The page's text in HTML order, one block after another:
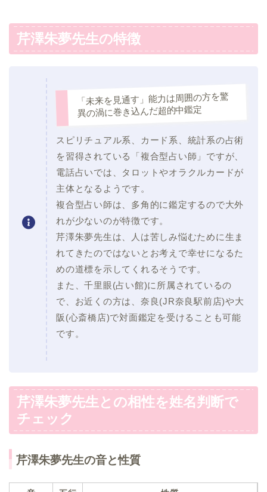
芹澤朱夢先生の特徴
「未来を見通す」能力は周囲の方を驚
異の渦に巻き込んだ超的中鑑定
スピリチュアル系、カード系、統計系の占術
を習得されている「複合型占い師」ですが、
電話占いでは、タロットやオラクルカードが
主体となるようです。
複合型占い師は、多角的に鑑定するので大外
れが少ないのが特徴です。
芹澤朱夢先生は、人は苦しみ悩むために生ま
れてきたのではないとお考えで幸せになるた
めの道標を示してくれるそうです。
また、千里眼(占い館)に所属されているの
で、お近くの方は、奈良(JR奈良駅前店)や大
阪(心斎橋店)で対面鑑定を受けることも可能
です。
芹澤朱夢先生との相性を姓名判断で
チェック
芹澤朱夢先生の音と性質